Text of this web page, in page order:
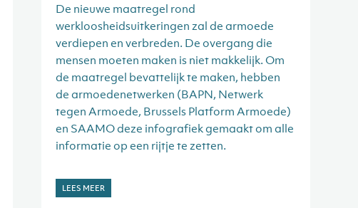
De nieuwe maatregel rond
werkloosheidsuitkeringen zal de armoede
verdiepen en verbreden. De overgang die
mensen moeten maken is niet makkelijk. Om
de maatregel bevattelijk te maken, hebben
de armoedenetwerken (BAPN, Netwerk
tegen Armoede, Brussels Platform Armoede)
en SAAMO deze infografiek gemaakt om alle
informatie op een rijtje te zetten.
LEES MEER